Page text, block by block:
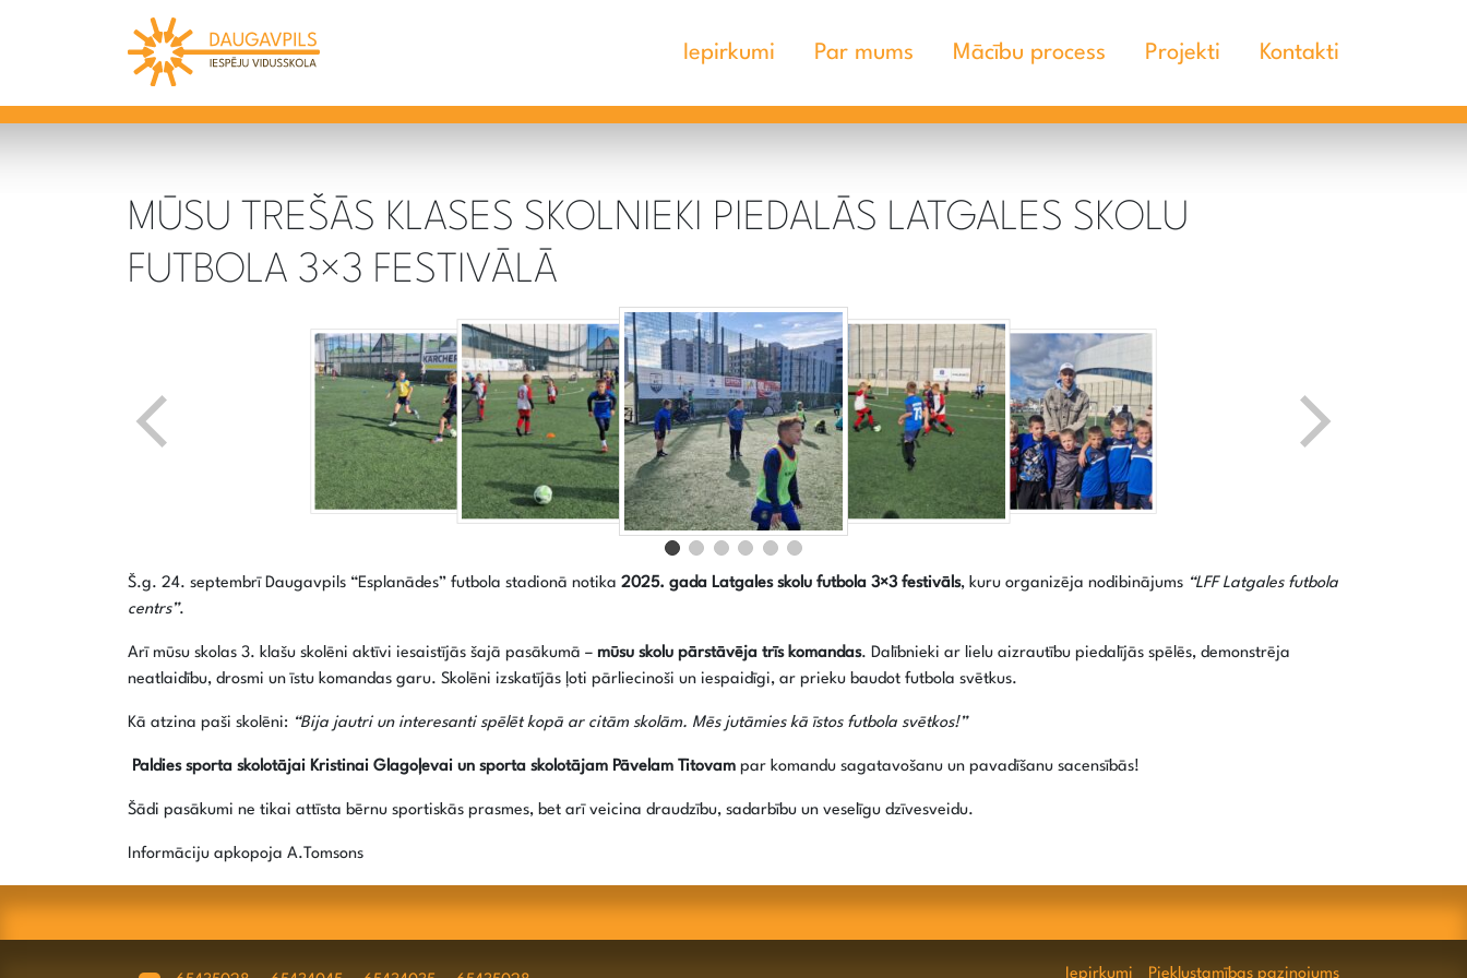
Iepirkumi Par mums Mācību process Projekti Kontakti
MŪSU TREŠĀS KLASES SKOLNIEKI PIEDALĀS LATGALES SKOLU
FUTBOLA 3×3 FESTIVĀLĀ
Š.g. 24. septembrī Daugavpils “Esplanādes” futbola stadionā notika 2025. gada Latgales skolu futbola 3×3 festivāls, kuru organizēja nodibinājums “LFF Latgales futbola
centrs”.
Arī mūsu skolas 3. klašu skolēni aktīvi iesaistījās šajā pasākumā – mūsu skolu pārstāvēja trīs komandas. Dalībnieki ar lielu aizrautību piedalījās spēlēs, demonstrēja
neatlaidību, drosmi un īstu komandas garu. Skolēni izskatījās ļoti pārliecinoši un iespaidīgi, ar prieku baudot futbola svētkus.
Kā atzina paši skolēni: “Bija jautri un interesanti spēlēt kopā ar citām skolām. Mēs jutāmies kā īstos futbola svētkos!”
Paldies sporta skolotājai Kristinai Glagoļevai un sporta skolotājam Pāvelam Titovam par komandu sagatavošanu un pavadīšanu sacensībās!
Šādi pasākumi ne tikai attīsta bērnu sportiskās prasmes, bet arī veicina draudzību, sadarbību un veselīgu dzīvesveidu.
Informāciju apkopoja A.Tomsons
Iepirkumi Piekļustamības paziņojums